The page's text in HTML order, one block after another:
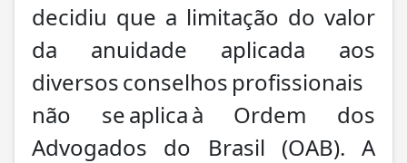
decidiu que a limitação do valor
da anuidade aplicada aos
diversos conselhos profissionais
não se aplica à Ordem dos
Advogados do Brasil (OAB). A